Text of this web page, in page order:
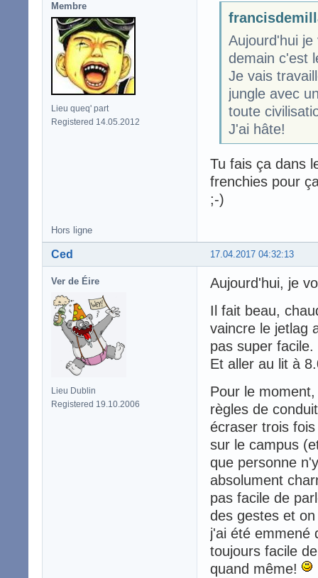
Membre
Lieu queq' part
Registered 14.05.2012
Aujourd'hui
demain c'est
Je vais
jungle avec
toute
J'ai hâte!
Tu fais ça dans
frenchies pour
;-)
Hors ligne
17.04.2017 04:32:13
Ced
Ver de Éire
Lieu Dublin
Registered 19.10.2006
Aujourd'hui, je
Il fait beau,
vaincre le jetlag
pas super facile.
Et aller au lit à
Pour le
règles de
écraser trois
sur le campus
que personne
absolument
pas facile de
des gestes et
j'ai été emmené
toujours facile
quand même!